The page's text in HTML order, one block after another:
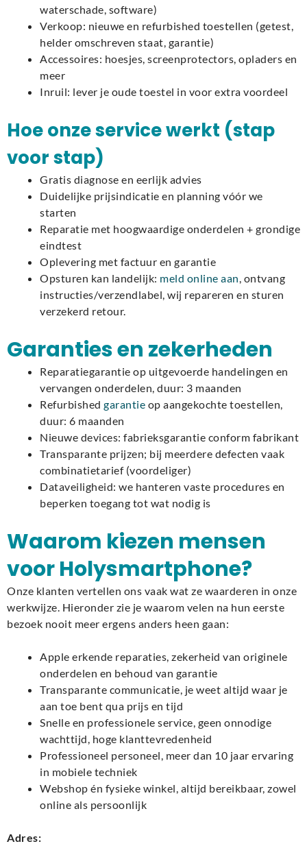
waterschade, software)
Verkoop: nieuwe en refurbished toestellen (getest,
helder omschreven staat, garantie)
Accessoires: hoesjes, screenprotectors, opladers en
meer
Inruil: lever je oude toestel in voor extra voordeel
Hoe onze service werkt (stap
voor stap)
Gratis diagnose en eerlijk advies
Duidelijke prijsindicatie en planning vóór we
starten
Reparatie met hoogwaardige onderdelen + grondige
eindtest
Oplevering met factuur en garantie
Opsturen kan landelijk: meld online aan, ontvang
instructies/verzendlabel, wij repareren en sturen
verzekerd retour.
Garanties en zekerheden
Reparatiegarantie op uitgevoerde handelingen en
vervangen onderdelen, duur: 3 maanden
Refurbished garantie op aangekochte toestellen,
duur: 6 maanden
Nieuwe devices: fabrieksgarantie conform fabrikant
Transparante prijzen; bij meerdere defecten vaak
combinatietarief (voordeliger)
Dataveiligheid: we hanteren vaste procedures en
beperken toegang tot wat nodig is
Waarom kiezen mensen
voor Holysmartphone?
Onze klanten vertellen ons vaak wat ze waarderen in onze
werkwijze. Hieronder zie je waarom velen na hun eerste
bezoek nooit meer ergens anders heen gaan:
Apple erkende reparaties, zekerheid van originele
onderdelen en behoud van garantie
Transparante communicatie, je weet altijd waar je
aan toe bent qua prijs en tijd
Snelle en professionele service, geen onnodige
wachttijd, hoge klanttevredenheid
Professioneel personeel, meer dan 10 jaar ervaring
in mobiele techniek
Webshop én fysieke winkel, altijd bereikbaar, zowel
online als persoonlijk
Adres: